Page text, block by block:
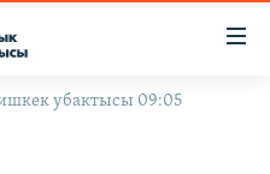
убактысы 09:05